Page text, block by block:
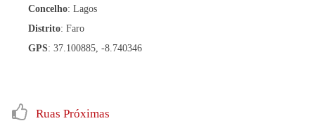
Concelho: Lagos
Distrito: Faro
GPS: 37.100885, -8.740346
Ruas Próximas